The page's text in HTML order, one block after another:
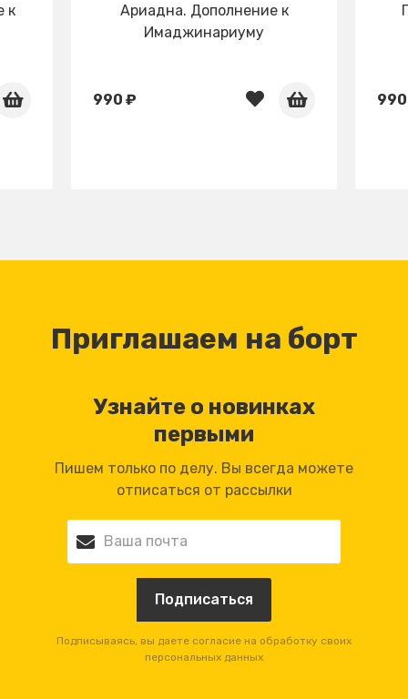
к
Ариадна. Дополнение к
Имаджинариуму
990 ₽
Приглашаем на борт
Узнайте о новинках
первыми
Пишем только по делу. Вы всегда можете
отписаться от рассылки
Подписываясь, вы даете согласие на обработку своих
персональных данных